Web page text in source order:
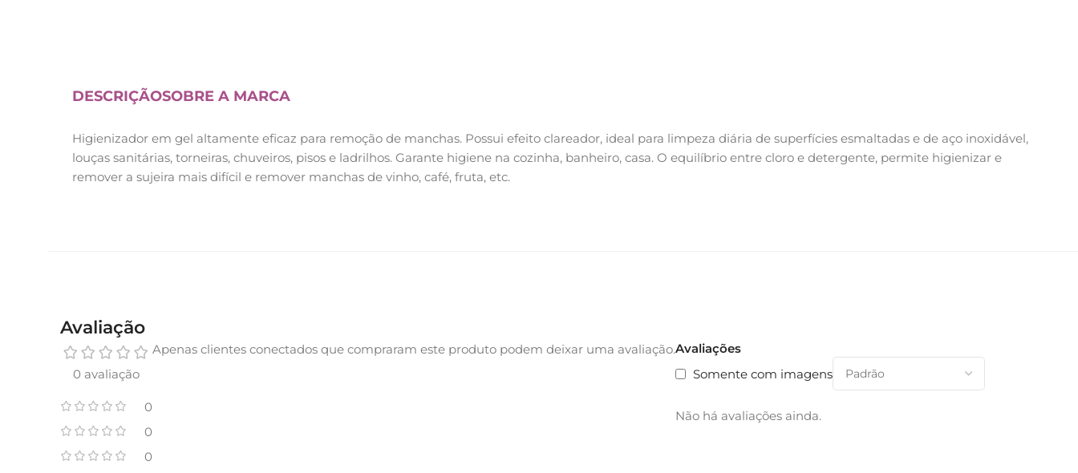
DESCRIÇÃOSOBRE A MARCA
Higienizador em gel altamente eficaz para remoção de manchas. Possui efeito clareador, ideal para limpeza diária de superfícies esmaltadas e de aço inoxidável,
louças sanitárias, torneiras, chuveiros, pisos e ladrilhos. Garante higiene na cozinha, banheiro, casa. O equilíbrio entre cloro e detergente, permite higienizar e
remover a sujeira mais difícil e remover manchas de vinho, café, fruta, etc.
Avaliação
0 avaliação
0
0
0
Avaliações
Somente com imagens
Não há avaliações ainda.
Apenas clientes conectados que compraram este produto podem deixar uma avaliação.